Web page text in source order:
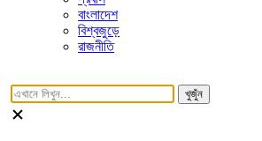
বাংলাদেশ
বিশ্বজুড়ে
রাজনীতি
খুজুঁন